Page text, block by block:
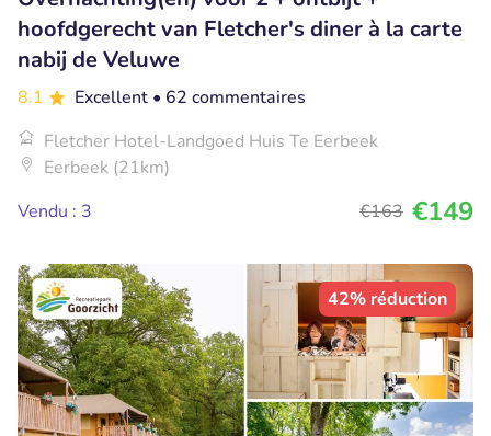
hoofdgerecht van Fletcher's diner à la carte
nabij de Veluwe
8.1 Excellent • 62 commentaires
Fletcher Hotel-Landgoed Huis Te Eerbeek
Eerbeek (21km)
Vendu : 3
€163 €149
42% réduction